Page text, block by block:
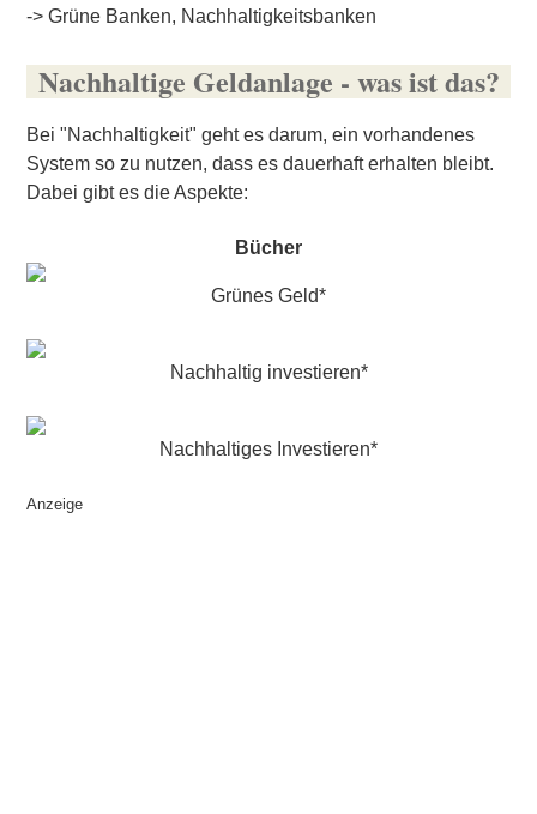
->Grüne Banken, Nachhaltigkeitsbanken
Nachhaltige Geldanlage - was ist das?
Bei "Nachhaltigkeit" geht es darum, ein vorhandenes
System so zu nutzen, dass es dauerhaft erhalten bleibt.
Dabei gibt es die Aspekte:
Bücher
Grünes Geld*
Nachhaltig investieren*
Nachhaltiges Investieren*
Anzeige